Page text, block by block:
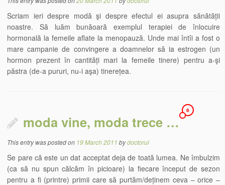
Scriam ieri despre modă şi despre efectul ei asupra sănătății
noastre. Să luăm bunăoară exemplul terapiei de înlocuire
hormonală la femeile aflate la menopauză. Unde mai întîi a fost o
mare campanie de convingere a doamnelor să ia estrogen (un
hormon prezent în cantități mari la femeile tinere) pentru a-şi
păstra (de-a pururi, nu-i aşa) tinerețea.
moda vine, moda trece …
6
This entry was posted on 19 March 2011 bydoctorul
Se pare că este un dat acceptat deja de toată lumea. Ne îmbulzim
(ca să nu spun călcăm în picioare) la fiecare început de sezon
pentru a fi (printre) primii care să purtăm/deținem ceva – orice –